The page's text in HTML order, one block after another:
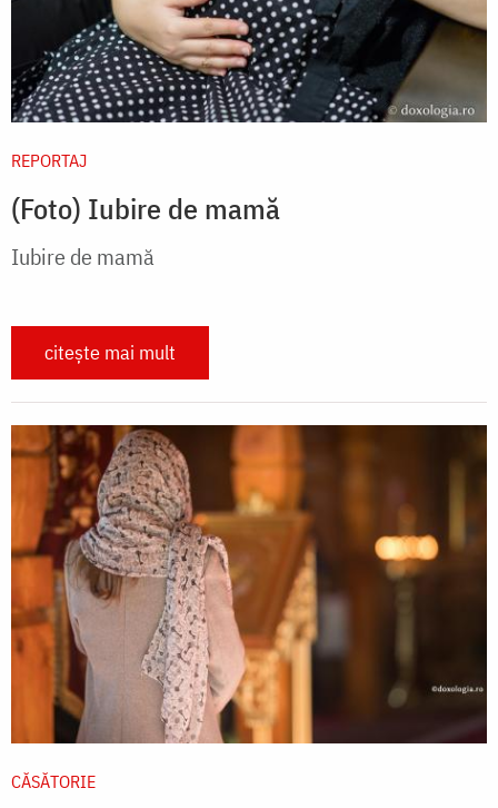
REPORTAJ
(Foto) Iubire de mamă
Iubire de mamă
citește mai mult
CĂSĂTORIE